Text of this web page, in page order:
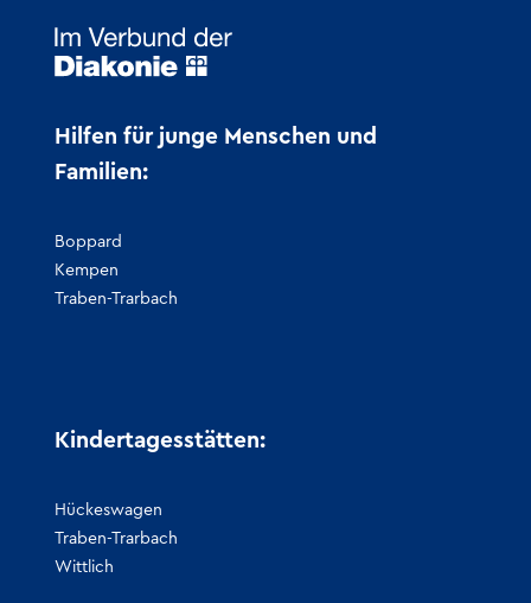
Hilfen für junge Menschen und
Familien:
Boppard
Kempen
Traben-Trarbach
Kindertagesstätten:
Hückeswagen
Traben-Trarbach
Wittlich